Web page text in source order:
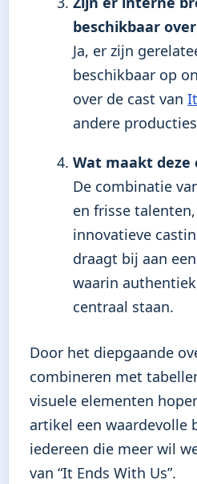
beschikbaar
Ja, er zijn
beschikbaar op
over de cast van
andere
Wat maakt deze
De combinatie
en frisse
innovatieve
draagt bij aan
waarin
centraal staan.
Door het diepgaande
combineren met
visuele elementen
artikel een waardevolle
iedereen die meer wil
van “It Ends With Us”.